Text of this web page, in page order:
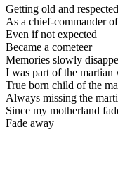
Getting old and respected
As a chief-commander
Even if not expected
Became a cometeer
Memories slowly
I was part of the martian
True born child of the
Always missing the
Since my motherland
Fade away